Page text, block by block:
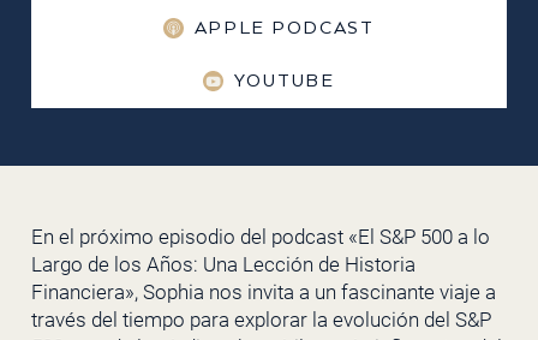
APPLE PODCAST
YOUTUBE
En el próximo episodio del podcast «El S&P 500 a lo
Largo de los Años: Una Lección de Historia
Financiera», Sophia nos invita a un fascinante viaje a
través del tiempo para explorar la evolución del S&P